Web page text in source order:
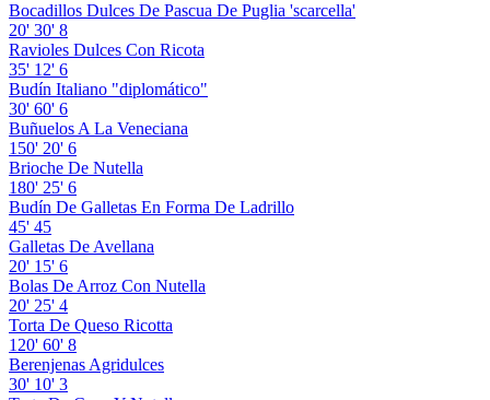
Bocadillos Dulces De Pascua De Puglia 'scarcella'
20' 30' 8
Ravioles Dulces Con Ricota
35' 12' 6
Budín Italiano "diplomático"
30' 60' 6
Buñuelos A La Veneciana
150' 20' 6
Brioche De Nutella
180' 25' 6
Budín De Galletas En Forma De Ladrillo
45' 45
Galletas De Avellana
20' 15' 6
Bolas De Arroz Con Nutella
20' 25' 4
Torta De Queso Ricotta
120' 60' 8
Berenjenas Agridulces
30' 10' 3